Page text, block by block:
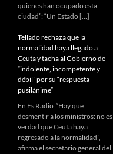
quienes han ocupado esta
ciudad”: “Un Estado […]
Tellado rechaza que la
normalidad haya llegado a
Ceuta y tacha al Gobierno de
“indolente, incompetente y
débil” por su “respuesta
pusilánime”
En Es Radio “Hay que
desmentir a los ministros: no es
verdad que Ceuta haya
regresado a la normalidad”,
afirma el secretario general del